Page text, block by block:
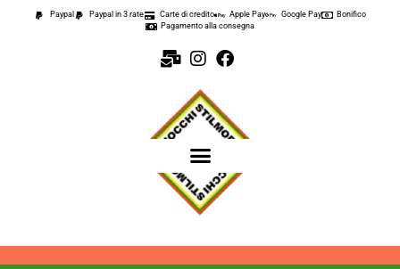
Paypal Paypal in 3 rate Carte di credito Apple Pay Google Pay
Bonifico
Pagamento alla consegna